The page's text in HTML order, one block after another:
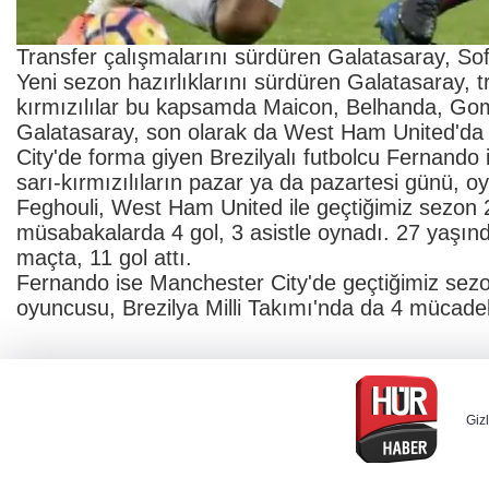
Transfer çalışmalarını sürdüren Galatasaray,
Yeni sezon hazırlıklarını sürdüren
kırmızılılar bu kapsamda Maicon, Belhanda,
Galatasaray, son olarak da West Ham
City'de forma giyen Brezilyalı futbolcu
sarı-kırmızılıların pazar ya da pazartesi günü,
Feghouli, West Ham United ile geçtiğimiz sezon
müsabakalarda 4 gol, 3 asistle oynadı. 27
maçta, 11 gol attı.
Fernando ise Manchester City'de geçtiğimiz
oyuncusu, Brezilya Milli Takımı'nda da 4